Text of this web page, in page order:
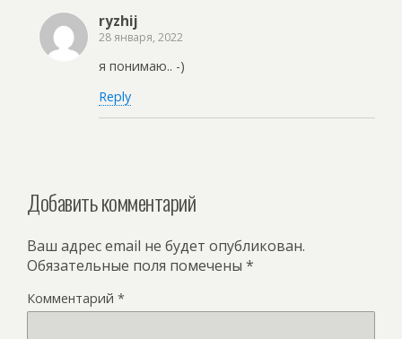
ryzhij
28 января, 2022
я понимаю.. -)
Reply
Добавить комментарий
Ваш адрес email не будет опубликован.
Обязательные поля помечены *
Комментарий *